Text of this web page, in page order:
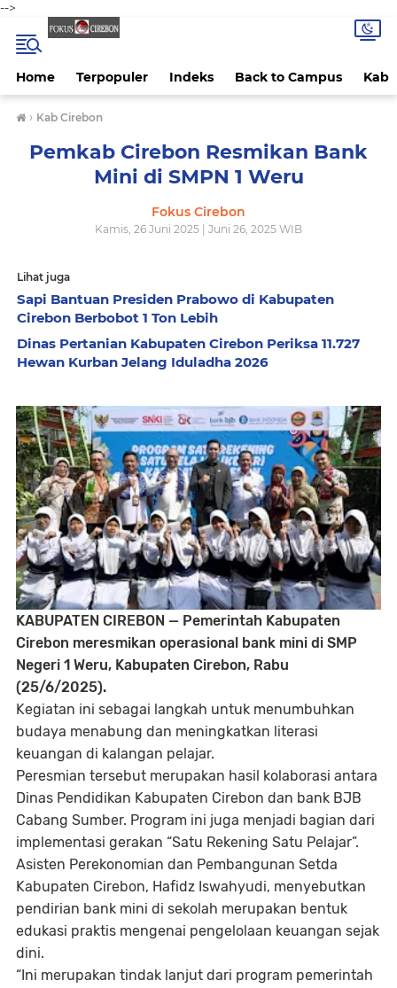
-->
Home Terpopuler Indeks Back to Campus Kab
› Kab Cirebon
Pemkab Cirebon Resmikan Bank
Mini di SMPN 1 Weru
Fokus Cirebon
Kamis, 26 Juni 2025 | Juni 26, 2025 WIB
Lihat juga
Sapi Bantuan Presiden Prabowo di Kabupaten
Cirebon Berbobot 1 Ton Lebih
Dinas Pertanian Kabupaten Cirebon Periksa 11.727
Hewan Kurban Jelang Iduladha 2026
KABUPATEN CIREBON — Pemerintah Kabupaten
Cirebon meresmikan operasional bank mini di SMP
Negeri 1 Weru, Kabupaten Cirebon, Rabu
(25/6/2025).
Kegiatan ini sebagai langkah untuk menumbuhkan
budaya menabung dan meningkatkan literasi
keuangan di kalangan pelajar.
Peresmian tersebut merupakan hasil kolaborasi antara
Dinas Pendidikan Kabupaten Cirebon dan bank BJB
Cabang Sumber. Program ini juga menjadi bagian dari
implementasi gerakan “Satu Rekening Satu Pelajar”.
Asisten Perekonomian dan Pembangunan Setda
Kabupaten Cirebon, Hafidz Iswahyudi, menyebutkan
pendirian bank mini di sekolah merupakan bentuk
edukasi praktis mengenai pengelolaan keuangan sejak
dini.
“Ini merupakan tindak lanjut dari program pemerintah